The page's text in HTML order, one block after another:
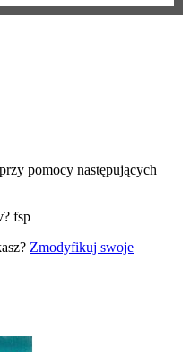
pomocy następujących
fsp
Zmodyfikuj swoje